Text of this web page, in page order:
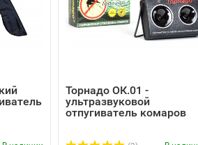
Торнадо ОК.01 -
ультразвуковой
отпугиватель комаров